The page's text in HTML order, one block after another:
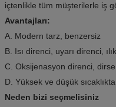
içtenlikle tüm müşterilerle iş
Avantajları:
A. Modern tarz, benzersiz
B. Isı direnci, uyarı direnci,
C. Oksijenasyon direnci,
D. Yüksek ve düşük sıcaklıkta
Neden bizi seçmelisiniz